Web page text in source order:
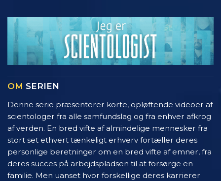
OM SERIEN
Denne serie præsenterer korte, opløftende videoer af
scientologer fra alle samfundslag og fra enhver afkrog
af verden. En bred vifte af almindelige mennesker fra
stort set ethvert tænkeligt erhverv fortæller deres
personlige beretninger om en bred vifte af emner, fra
deres succes på arbejdspladsen til at forsørge en
familie. Men uanset hvor forskellige deres karrierer